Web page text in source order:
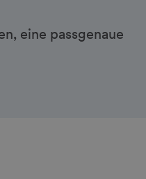
eine passgenaue